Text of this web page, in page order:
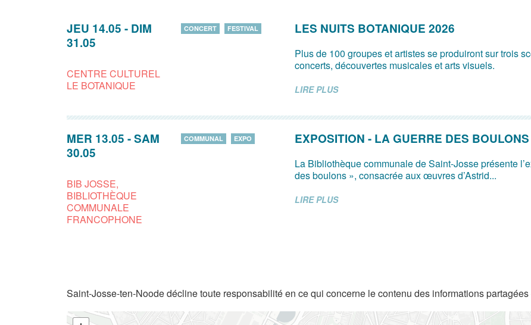
JEU 14.05 - DIM
31.05
CENTRE CULTUREL
LE BOTANIQUE
CONCERT FESTIVAL LES NUITS BOTANIQUE 2026
Plus de 100 groupes et artistes se produiront sur trois
concerts, découvertes musicales et arts visuels.
LIRE PLUS
MER 13.05 -SAM
30.05
BIB JOSSE,
BIBLIOTHÈQUE
COMMUNALE
FRANCOPHONE
COMMUNAL EXPO EXPOSITION - LA GUERRE DES BOULONS
La Bibliothèque communale de Saint-Josse présente
des boulons », consacrée aux œuvres d’Astrid...
LIRE PLUS
Saint-Josse-ten-Noode décline toute responsabilité en ce qui concerne le contenu des informations partagées